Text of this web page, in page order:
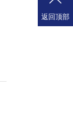
返回顶部